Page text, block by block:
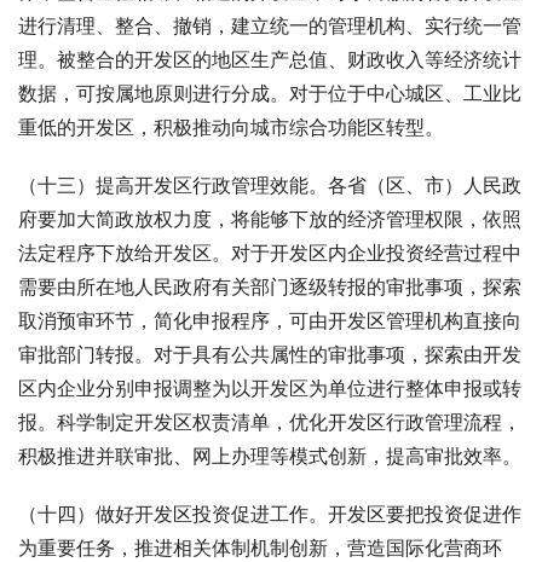
进行清理、整合、撤销，建立统一的管理机构、实行统一管
理。被整合的开发区的地区生产总值、财政收入等经济统计
数据，可按属地原则进行分成。对于位于中心城区、工业比
重低的开发区，积极推动向城市综合功能区转型。
（十三）提高开发区行政管理效能。各省（区、市）人民政
府要加大简政放权力度，将能够下放的经济管理权限，依照
法定程序下放给开发区。对于开发区内企业投资经营过程中
需要由所在地人民政府有关部门逐级转报的审批事项，探索
取消预审环节，简化申报程序，可由开发区管理机构直接向
审批部门转报。对于具有公共属性的审批事项，探索由开发
区内企业分别申报调整为以开发区为单位进行整体申报或转
报。科学制定开发区权责清单，优化开发区行政管理流程，
积极推进并联审批、网上办理等模式创新，提高审批效率。
（十四）做好开发区投资促进工作。开发区要把投资促进作
为重要任务，推进相关体制机制创新，营造国际化营商环